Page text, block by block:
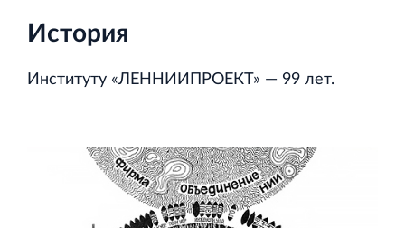
Финансово‐промышленная группа РОССТРО
История
Институту «ЛЕННИИПРОЕКТ» — 99 лет.